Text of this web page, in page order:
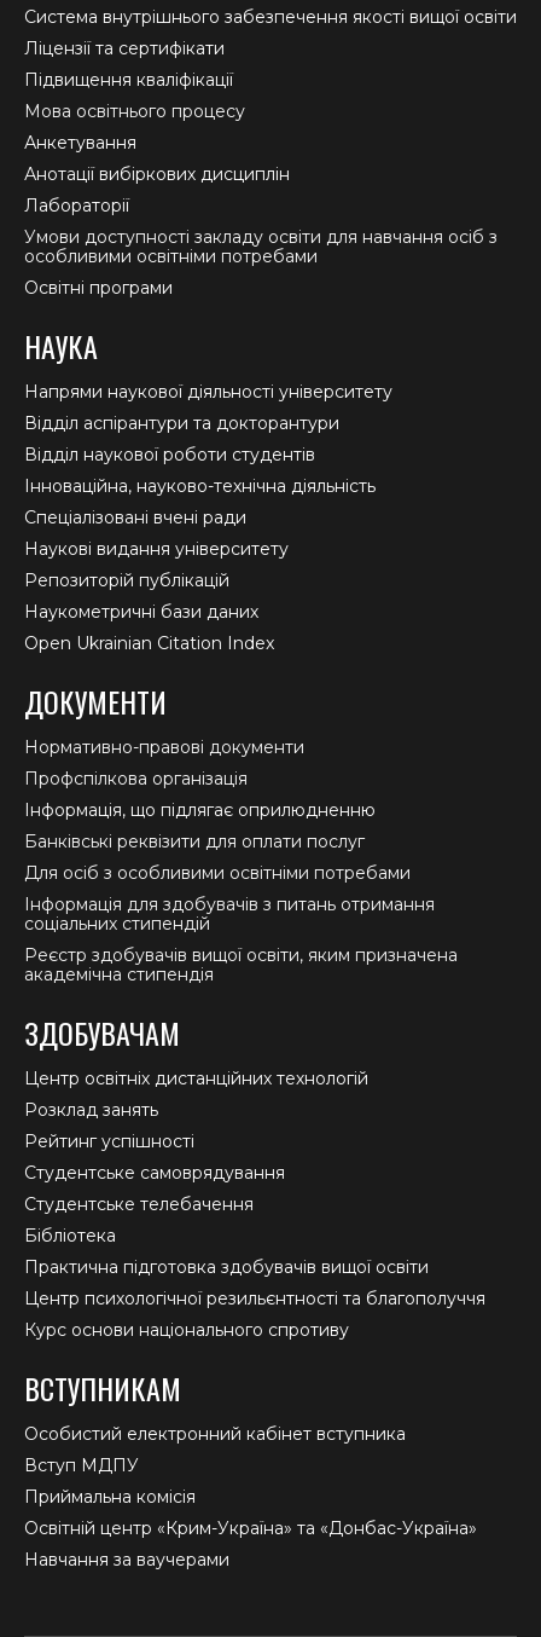
new
window
new
window
new
window
Система внутрішнього забезпечення якості вищої освіти
Ліцензії та сертифікати
Підвищення кваліфікації
Мова освітнього процесу
Анкетування
Анотації вибіркових дисциплін
Лабораторії
Умови доступності закладу освіти для навчання осіб з
особливими освітніми потребами
Освітні програми
НАУКА
Напрями наукової діяльності університету
Відділ аспірантури та докторантури
Відділ наукової роботи студентів
Інноваційна, науково-технічна діяльність
Спеціалізовані вчені ради
Наукові видання університету
Репозиторій публікацій
Наукометричні бази даних
Open Ukrainian Citation Index
ДОКУМЕНТИ
Нормативно-правові документи
Профспілкова організація
Інформація, що підлягає оприлюдненню
Банківські реквізити для оплати послуг
Для осіб з особливими освітніми потребами
Інформація для здобувачів з питань отримання
соціальних стипендій
Реєстр здобувачів вищої освіти, яким призначена
академічна стипендія
ЗДОБУВАЧАМ
Центр освітніх дистанційних технологій
Розклад занять
Рейтинг успішності
Студентське самоврядування
Студентське телебачення
Бібліотека
Практична підготовка здобувачів вищої освіти
Центр психологічної резильєнтності та благополуччя
Курс основи національного спротиву
ВСТУПНИКАМ
Особистий електронний кабінет вступника
Вступ МДПУ
Приймальна комісія
Освітній центр «Крим-Україна» та «Донбас-Україна»
Навчання за ваучерами